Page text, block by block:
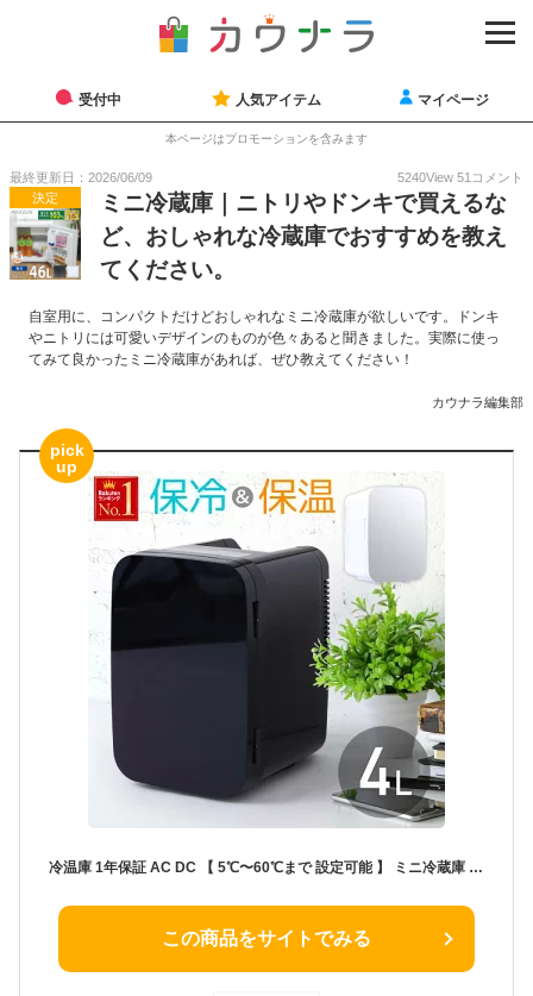
受付中 人気アイテム マイページ
本ページはプロモーションを含みます
最終更新日：2026/06/09 5240View 51 コメント
決定
ミニ冷蔵庫｜ニトリやドンキで買えるな
ど、おしゃれな冷蔵庫でおすすめを教え
てください。
自室用に、コンパクトだけどおしゃれなミニ冷蔵庫が欲しいです。ドンキ
やニトリには可愛いデザインのものが色々あると聞きました。実際に使っ
てみて良かったミニ冷蔵庫があれば、ぜひ教えてください！
カウナラ編集部
pick
up
冷温庫 1年保証 AC DC 【 5℃〜60℃まで 設定可能 】 ミニ冷蔵庫 4L 小型 車載 保冷 保温 ポータブル 保温庫 小型保温庫 ミニ保温庫 一人暮らし AC電源 DC電源 職場 車 車載冷蔵庫 白 黒 ブラック ホワイト
この商品をサイトでみる